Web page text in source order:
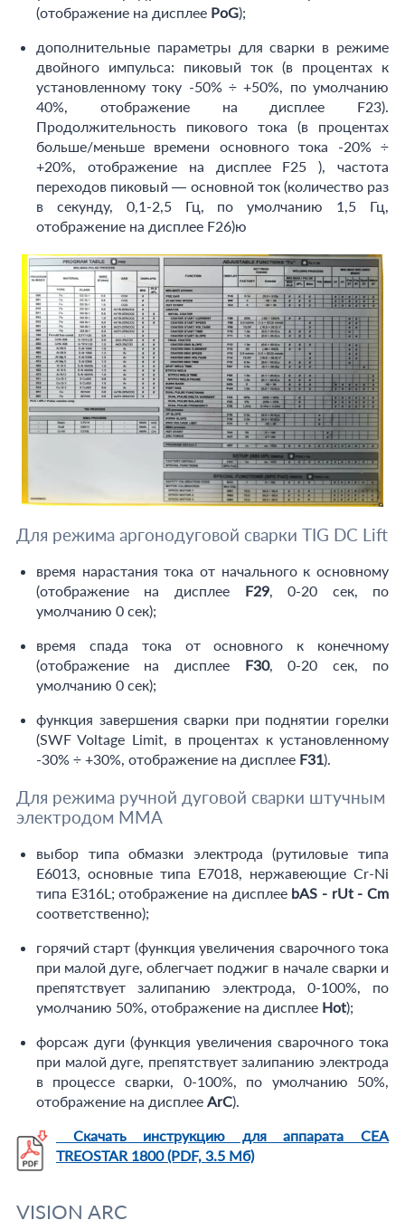
(отображение на дисплее PoG);
дополнительные параметры для сварки в режиме
двойного импульса: пиковый ток (в процентах к
установленному току -50% ÷ +50%, по умолчанию
40%, отображение на дисплее F23).
Продолжительность пикового тока (в процентах
больше/меньше времени основного тока -20% ÷
+20%, отображение на дисплее F25 ), частота
переходов пиковый — основной ток (количество раз
в секунду, 0,1-2,5 Гц, по умолчанию 1,5 Гц,
отображение на дисплее F26)ю
Для режима аргонодуговой сварки TIG DC Lift
время нарастания тока от начального к основному
(отображение на дисплее F29, 0-20 сек, по
умолчанию 0 сек);
время спада тока от основного к конечному
(отображение на дисплее F30, 0-20 сек, по
умолчанию 0 сек);
функция завершения сварки при поднятии горелки
(SWF Voltage Limit, в процентах к установленному
-30% ÷ +30%, отображение на дисплее F31).
Для режима ручной дуговой сварки штучным
электродом MMA
выбор типа обмазки электрода (рутиловые типа
E6013, основные типа Е7018, нержавеющие Cr-Ni
типа Е316L; отображение на дисплее bAS - rUt - Cm
соответственно);
горячий старт (функция увеличения сварочного тока
при малой дуге, облегчает поджиг в начале сварки и
препятствует залипанию электрода, 0-100%, по
умолчанию 50%, отображение на дисплее Hot);
форсаж дуги (функция увеличения сварочного тока
при малой дуге, препятствует залипанию электрода
в процессе сварки, 0-100%, по умолчанию 50%,
отображение на дисплее ArC).
Скачать инструкцию для аппарата CEA
TREOSTAR 1800 (PDF, 3.5 Мб)
VISION ARC